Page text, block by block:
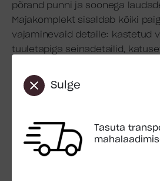
Sulge
Tasuta
põrand punni ja soonega
Majakomplekt sisaldab kõiki
vajaminevaid detaile: kastetud
tuuletapiga seinadetailid,
ka kinnitusvahendid (kruvid,
Katusekattematerjal
Pindala: 19.7 m2
Välispindala: 21.1 m2